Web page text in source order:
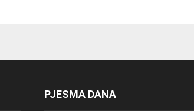
PJESMA DANA